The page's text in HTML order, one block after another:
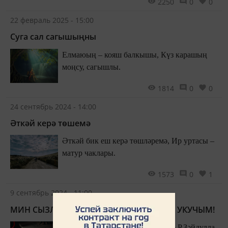
22 февраль 2025 - 15:00
Суга сал сагышыңны
Елмаюың – кояш балкышы, Күз карашың
моңсу, сагышлы.
1814 0
0
24 сентябрь 2024 - 14:00
Әткәй керә төшемә
Әткәй бик еш керә төшләремә, Ир уртасы –
матур чаклары.
1573 0
1
9 сентябрь 2024 - 11:00
МИН СЫЗЛАНАМ, СИН ДӘ СЫЗЛАН ӘЛЕ, УКУЧЫМ!